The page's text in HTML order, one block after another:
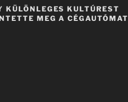
KÜLÖNLEGES KULTÚREST
MEG A CÉGAUTÓMAT